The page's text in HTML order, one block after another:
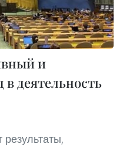
и
деятельность